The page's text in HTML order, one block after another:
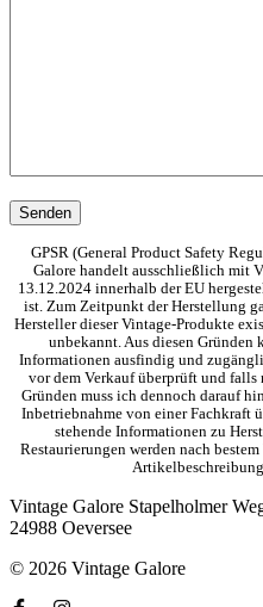
GPSR (General Product Safety
Galore handelt ausschließlich mit
13.12.2024 innerhalb der EU
ist. Zum Zeitpunkt der Herstellung
Hersteller dieser Vintage-Produkte
unbekannt. Aus diesen Gründen
Informationen ausfindig und
vor dem Verkauf überprüft und
Gründen muss ich dennoch darauf
Inbetriebnahme von einer Fachkraft
stehende Informationen zu
Restaurierungen werden nach
Vintage Galore Stapelholmer
24988 Oeversee
© 2026 Vintage Galore